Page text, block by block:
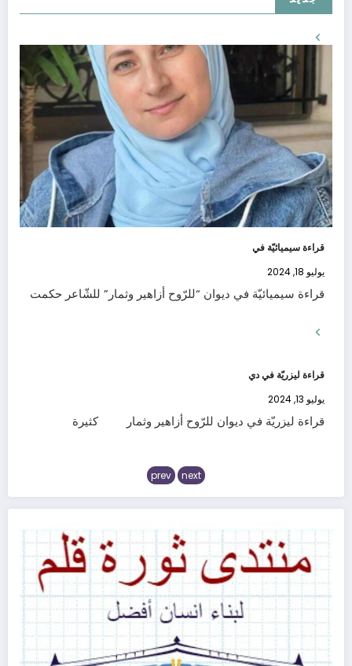
قراءة سيميائيّة في
يوليو 18, 2024
قراءة سيميائيّة في ديوان “للرّوح أزاهير وثمار” للشّاعر حكمت
قراءة ليزريّة في دي
يوليو 13, 2024
قراءة ليزريّة في ديوان للرّوح أزاهير وثمار كثيرة
prev next